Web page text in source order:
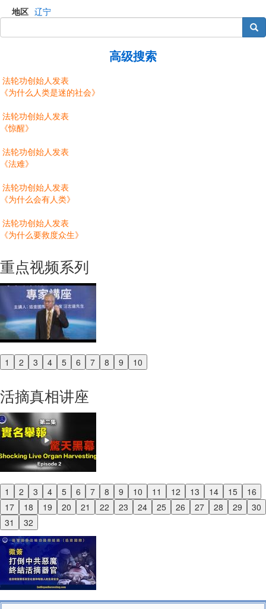
地区 辽宁
搜索
高级搜索
法轮功创始人发表
《为什么人类是迷的社会》
法轮功创始人发表
《惊醒》
法轮功创始人发表
《法难》
法轮功创始人发表
《为什么会有人类》
法轮功创始人发表
《为什么要救度众生》
重点视频系列
1 2 3 4 5 6 7 8 9 10
Previous
活摘真相讲座
1 2 3 4 5 6 7 8 9 10 11 12 13 14 15
16
17
18 19 20 21 22 23 24 25 26 27 28 29
30
31
32
Previous
Next